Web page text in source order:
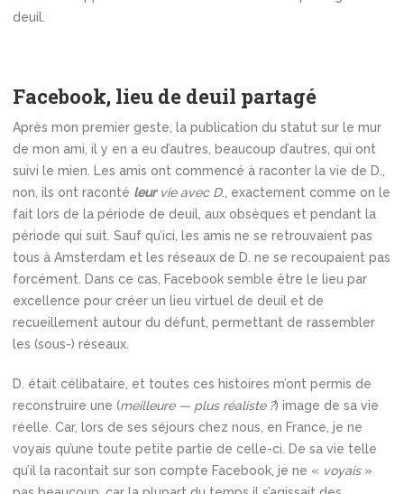
deuil.
Facebook, lieu de deuil partagé
Après mon premier geste, la publication du statut sur le mur
de mon ami, il y en a eu d’autres, beaucoup d’autres, qui ont
suivi le mien. Les amis ont commencé à raconter la vie de D.,
non, ils ont raconté leurvie avec D., exactement comme on le
fait lors de la période de deuil, aux obsèques et pendant la
période qui suit. Sauf qu’ici, les amis ne se retrouvaient pas
tous à Amsterdam et les réseaux de D. ne se recoupaient pas
forcément. Dans ce cas, Facebook semble être le lieu par
excellence pour créer un lieu virtuel de deuil et de
recueillement autour du défunt, permettant de rassembler
les (sous-) réseaux.
D. était célibataire, et toutes ces histoires m’ont permis de
reconstruire une (meilleure — plus réaliste ?) image de sa vie
réelle. Car, lors de ses séjours chez nous, en France, je ne
voyais qu’une toute petite partie de celle-ci. De sa vie telle
qu’il la racontait sur son compte Facebook, je ne « voyais»